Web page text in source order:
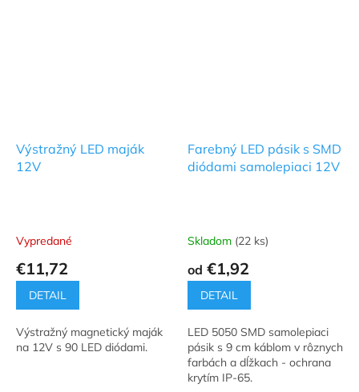
Výstražný LED maják
12V
Vypredané
€11,72
DETAIL
Výstražný magnetický maják
na 12V s 90 LED diódami.
Farebný LED pásik s SMD
diódami samolepiaci 12V
Skladom (22 ks)
od €1,92
DETAIL
LED 5050 SMD samolepiaci
pásik s 9 cm káblom v rôznych
farbách a dĺžkach - ochrana
krytím IP-65.